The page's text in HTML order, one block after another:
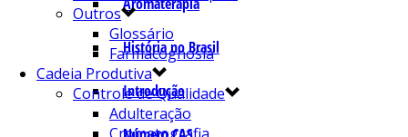
História no Brasil
Introdução
Outros
Glossário
Farmacognosia
Cadeia Produtiva
Controle de Qualidade
Adulteração